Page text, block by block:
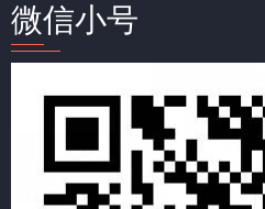
微信小号